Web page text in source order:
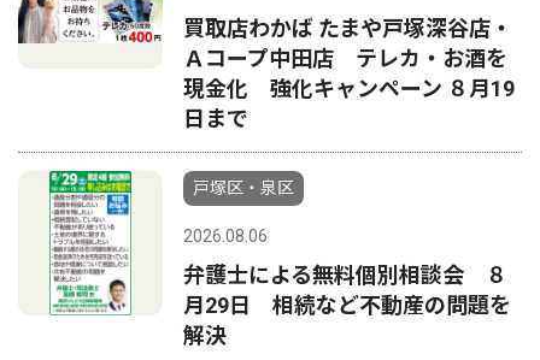
買取店わかば たまや戸塚深谷店・
Ａコープ中田店 テレカ・お酒を
現金化 強化キャンペーン ８月19
日まで
戸塚区・泉区
2026.08.06
弁護士による無料個別相談会 ８
月29日 相続など不動産の問題を
解決